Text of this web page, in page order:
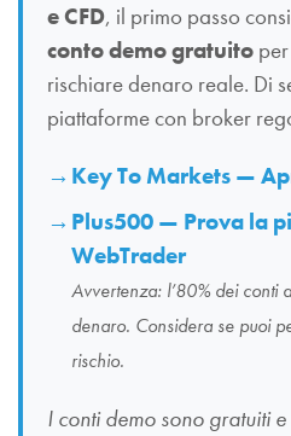
e CFD, il primo passo
conto demo gratuito
rischiare denaro reale. Di
piattaforme con broker
Key To Markets —
Plus500 — Prova la
WebTrader
Avvertenza: l’80% dei conti
denaro. Considera se puoi
rischio.
I conti demo sono gratuiti